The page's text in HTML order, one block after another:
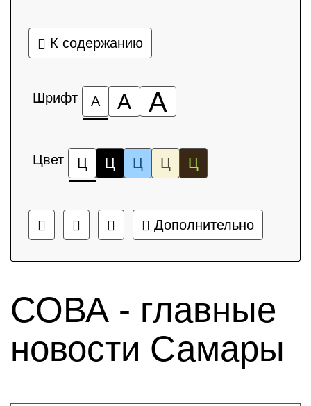
К содержанию
Шрифт А А А
Цвет Ц Ц Ц Ц Ц
Дополнительно
СОВА - главные
новости Самары